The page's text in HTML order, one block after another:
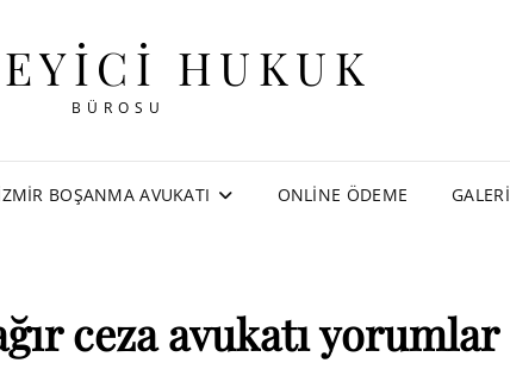
HUKUK
BÜROSU
BOŞANMA AVUKATI ONLINE ÖDEME GALERI
ceza avukatı yorumlar